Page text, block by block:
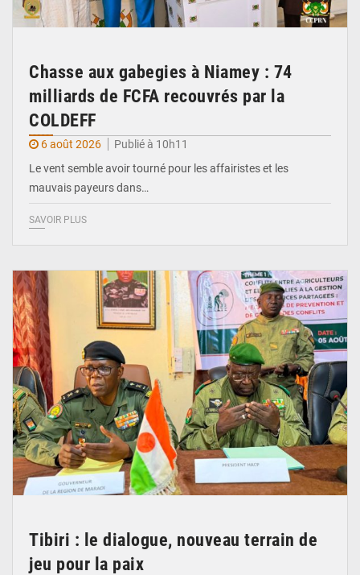
Chasse aux gabegies à Niamey : 74
milliards de FCFA recouvrés par la
COLDEFF
6 août 2026
Publié à 10h11
Le vent semble avoir tourné pour les affairistes et les
mauvais payeurs dans…
SAVOIR PLUS
Tibiri : le dialogue, nouveau terrain de
jeu pour la paix